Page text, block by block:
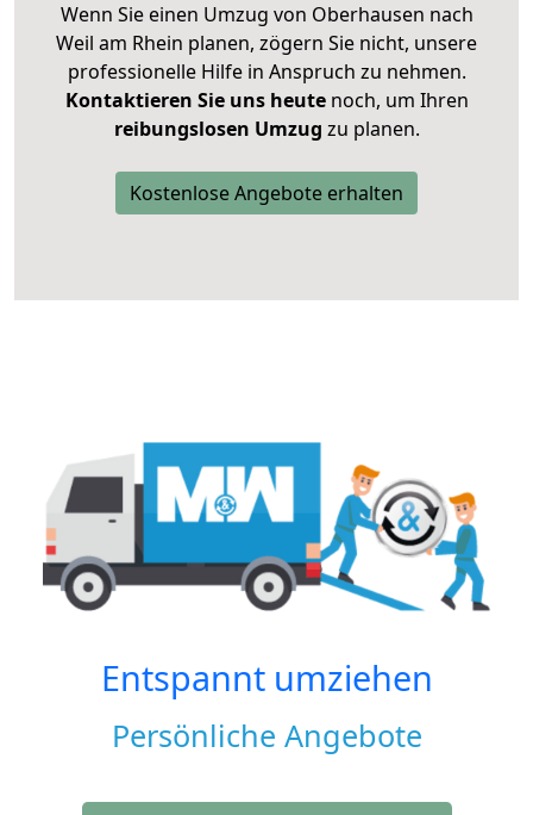
Wenn Sie einen Umzug von Oberhausen nach
Weil am Rhein planen, zögern Sie nicht, unsere
professionelle Hilfe in Anspruch zu nehmen.
Kontaktieren Sie uns heutenoch, um Ihren
reibungslosen Umzug zu planen.
Kostenlose Angebote erhalten
Entspannt umziehen
Persönliche Angebote